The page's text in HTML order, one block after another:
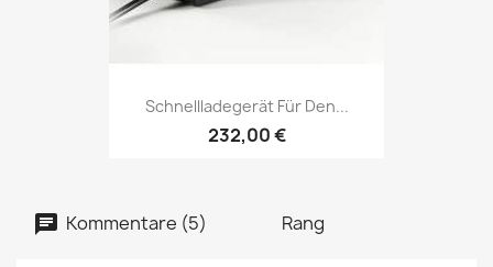
Schnellladegerät Für Den...
232,00 €
Kommentare (5) Rang